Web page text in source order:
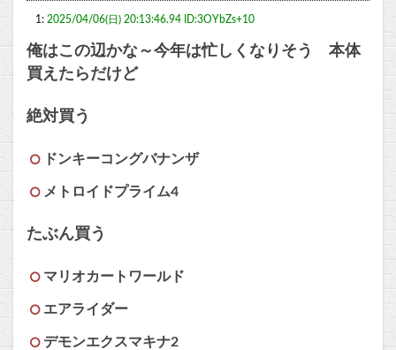
1: 2025/04/06(日) 20:13:46.94 ID:3OYbZs+10
俺はこの辺かな～今年は忙しくなりそう 本体
買えたらだけど
絶対買う
ドンキーコングバナンザ
メトロイドプライム4
たぶん買う
マリオカートワールド
エアライダー
デモンエクスマキナ2